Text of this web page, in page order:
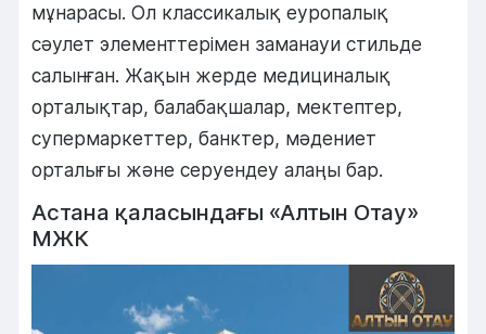
мұнарасы. Ол классикалық еуропалық
сәулет элементтерімен заманауи стильде
салынған. Жақын жерде медициналық
орталықтар, балабақшалар, мектептер,
супермаркеттер, банктер, мәдениет
орталығы және серуендеу алаңы бар.
Астана қаласындағы «Алтын Отау»
МЖК